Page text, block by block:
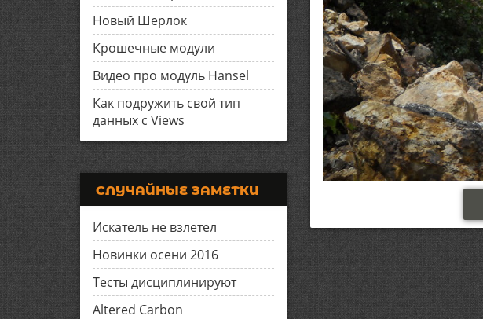
Новый Шерлок
Крошечные модули
Видео про модуль Hansel
Как подружить свой тип
данных с Views
СЛУЧАЙНЫЕ ЗАМЕТКИ
Искатель не взлетел
Новинки осени 2016
Тесты дисциплинируют
Altered Carbon